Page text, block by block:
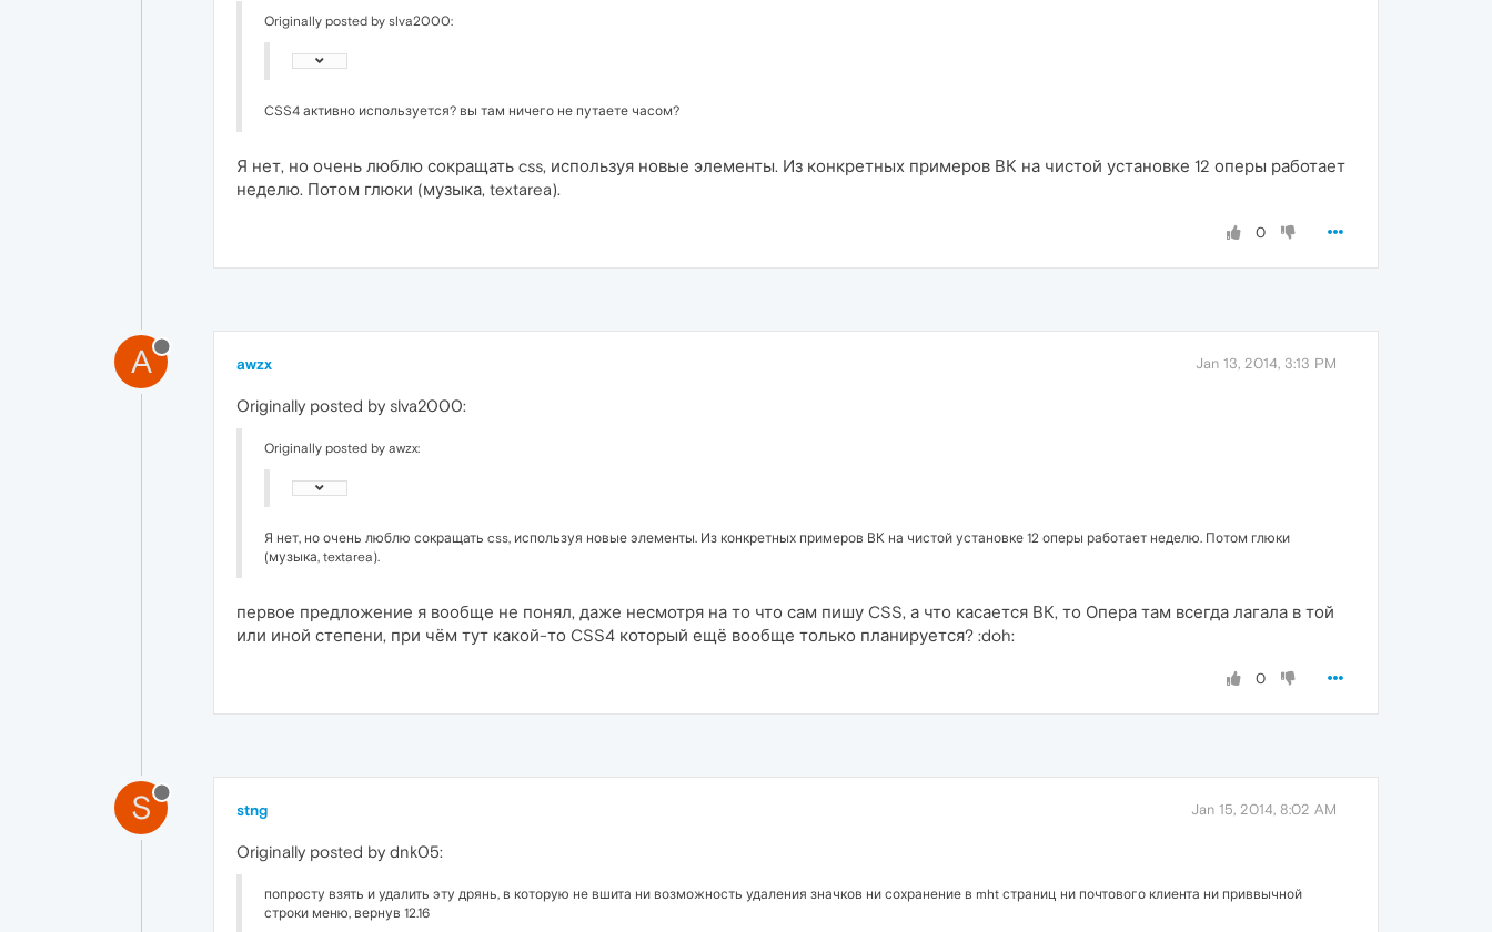
Originally posted by slva2000:
CSS4 активно используется? вы там ничего не путаете часом?
Я нет, но очень люблю сокращать css, используя новые элементы. Из конкретных примеров ВК на чистой установке 12 оперы работает
неделю. Потом глюки (музыка, textarea).
0
A awzx Jan 13, 2014, 3:13 PM
Originally posted by slva2000:
Originally posted by awzx:
Я нет, но очень люблю сокращать css, используя новые элементы. Из конкретных примеров ВК на чистой установке 12 оперы работает неделю. Потом глюки
(музыка, textarea).
первое предложение я вообще не понял, даже несмотря на то что сам пишу CSS, а что касается ВК, то Опера там всегда лагала в той
или иной степени, при чём тут какой-то CSS4 который ещё вообще только планируется? :doh:
0
S stng Jan 15, 2014, 8:02 AM
Originally posted by dnk05:
попросту взять и удалить эту дрянь, в которую не вшита ни возможность удаления значков ни сохранение в mht страниц ни почтового клиента ни приввычной
строки меню, вернув 12.16